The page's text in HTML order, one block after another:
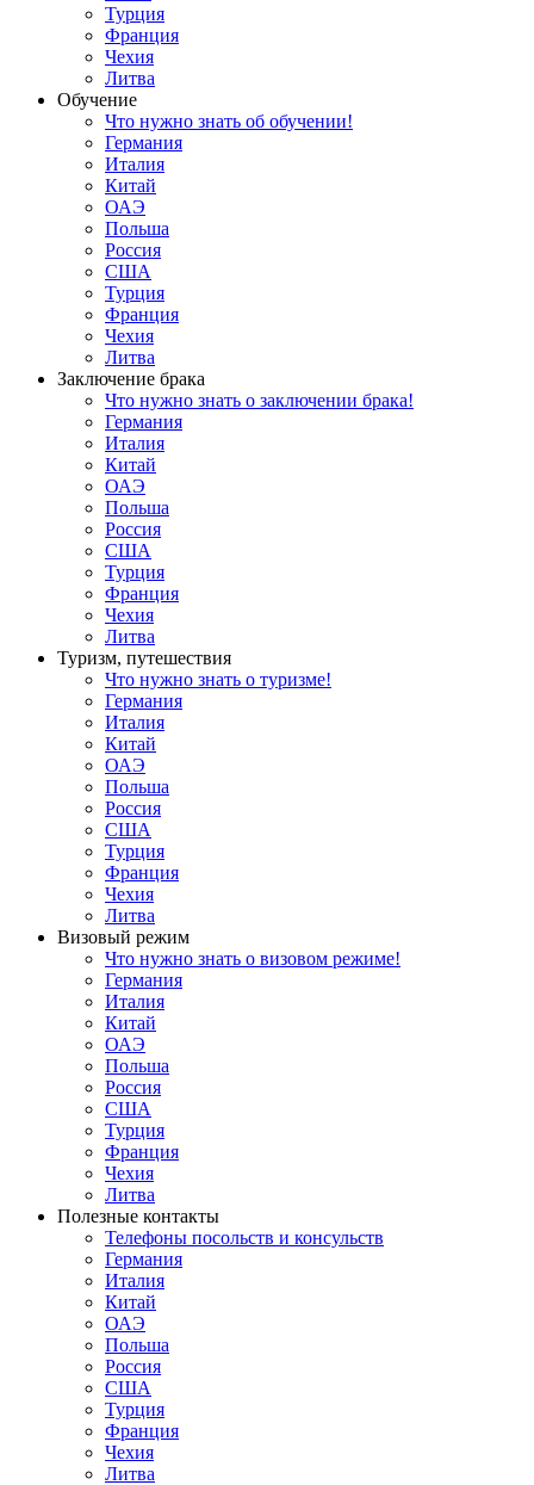
Турция
Франция
Чехия
Литва
Обучение
Что нужно знать об обучении!
Германия
Италия
Китай
ОАЭ
Польша
Россия
США
Турция
Франция
Чехия
Литва
Заключение брака
Что нужно знать о заключении брака!
Германия
Италия
Китай
ОАЭ
Польша
Россия
США
Турция
Франция
Чехия
Литва
Туризм, путешествия
Что нужно знать о туризме!
Германия
Италия
Китай
ОАЭ
Польша
Россия
США
Турция
Франция
Чехия
Литва
Визовый режим
Что нужно знать о визовом режиме!
Германия
Италия
Китай
ОАЭ
Польша
Россия
США
Турция
Франция
Чехия
Литва
Полезные контакты
Телефоны посольств и консульств
Германия
Италия
Китай
ОАЭ
Польша
Россия
США
Турция
Франция
Чехия
Литва